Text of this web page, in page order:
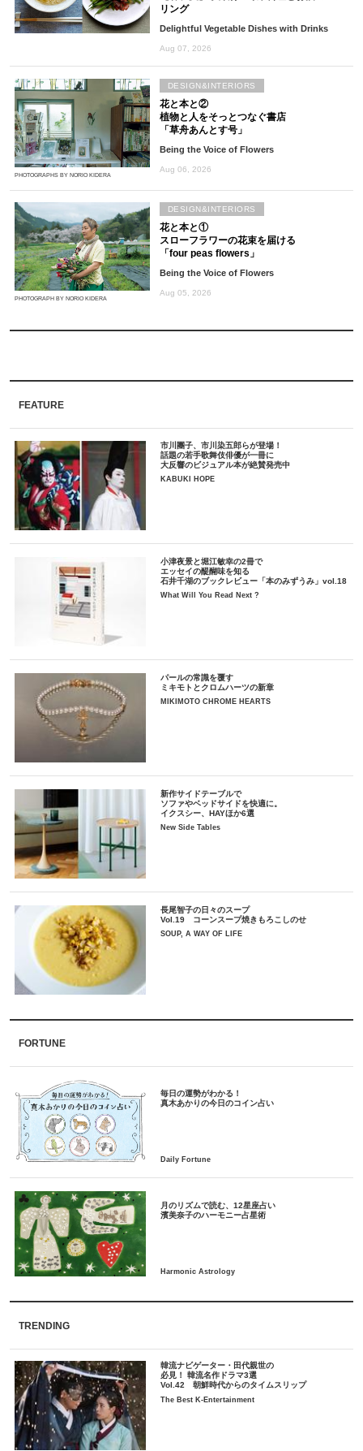
リング
Delightful Vegetable Dishes with Drinks
Aug 07, 2026
PHOTOGRAPHS BY NORIO KIDERA
花と本と②
植物と人をそっとつなぐ書店
「草舟あんとす号」
Being the Voice of Flowers
Aug 06, 2026
DESIGN&INTERIORS
PHOTOGRAPH BY NORIO KIDERA
花と本と①
スローフラワーの花束を届ける
「four peas flowers」
Being the Voice of Flowers
Aug 05, 2026
DESIGN&INTERIORS
FEATURE
市川團子、市川染五郎らが登場！
話題の若手歌舞伎俳優が一冊に
大反響のビジュアル本が絶賛発売中
KABUKI HOPE
小津夜景と堀江敏幸の2冊で
エッセイの醍醐味を知る
石井千湖のブックレビュー「本のみずうみ」vol.18
What Will You Read Next ?
パールの常識を覆す
ミキモトとクロムハーツの新章
MIKIMOTO CHROME HEARTS
新作サイドテーブルで
ソファやベッドサイドを快適に。
イクスシー、HAYほか6選
New Side Tables
長尾智子の日々のスープ
Vol.19 コーンスープ焼きもろこしのせ
SOUP, A WAY OF LIFE
FORTUNE
毎日の運勢がわかる！
月のリズムで読む、12星座占い
TRENDING
韓流ナビゲーター・田代親世の
必見！ 韓流名作ドラマ3選
Vol.42 朝鮮時代からのタイムスリップ
The Best K-Entertainment